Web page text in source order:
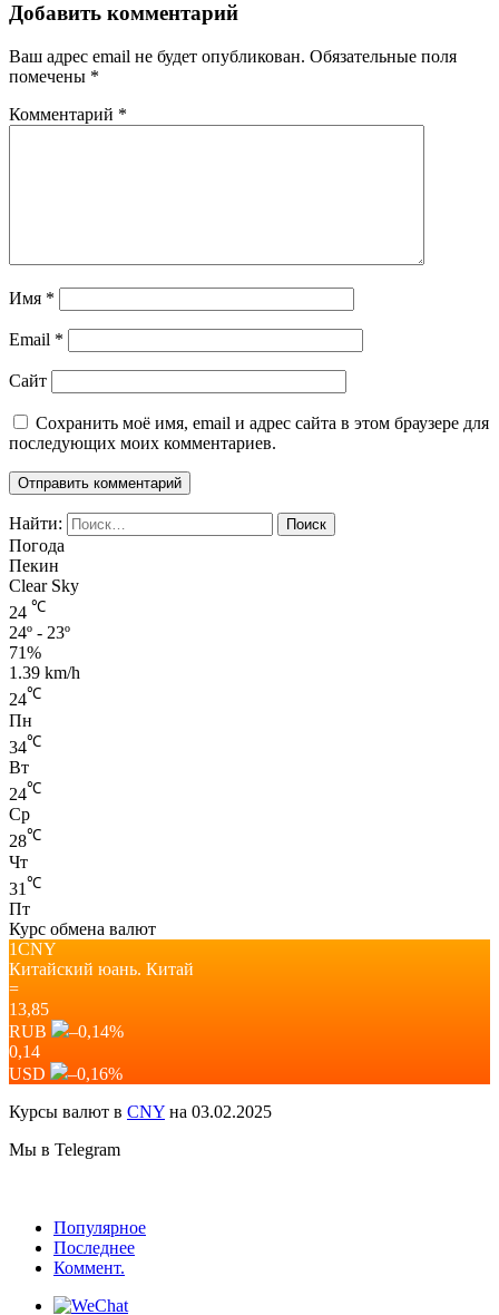
Добавить комментарий
Ваш адрес email не будет опубликован. Обязательные поля
помечены *
Комментарий *
Имя *
Email *
Сайт
Сохранить моё имя, email и адрес сайта в этом браузере для
последующих моих комментариев.
Найти:
Погода
Пекин
Clear Sky
24 ℃
24º - 23º
71%
1.39 km/h
24℃
Пн
34℃
Вт
24℃
Ср
28℃
Чт
31 ℃
Пт
Курс обмена валют
1CNY
Китайский юань. Китай
=
13,85
RUB
–0,14%
0,14
USD
–0,16%
Курсы валют в CNY на 03.02.2025
Мы в Telegram
Популярное
Последнее
Коммент.